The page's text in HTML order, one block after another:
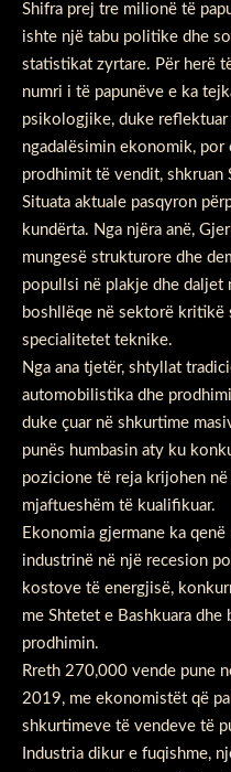
Shifra prej tre milionë të
ishte një tabu politike dhe
statistikat zyrtare. Për herë
numri i të papunëve e ka
psikologjike, duke
ngadalësimin ekonomik,
prodhimit të vendit, shkruan
Situata aktuale pasqyron
kundërta. Nga njëra anë,
mungesë strukturore dhe
popullsi në plakje dhe daljet
boshllëqe në sektorë kritikë
specialitetet teknike.
Nga ana tjetër, shtyllat
automobilistika dhe
duke çuar në shkurtime
punës humbasin aty ku
pozicione të reja krijohen
mjaftueshëm të kualifikuar.
Ekonomia gjermane ka
industrinë në një recesion
kostove të energjisë,
me Shtetet e Bashkuara
prodhimin.
Rreth 270,000 vende pune
2019, me ekonomistët që
shkurtimeve të vendeve të
Industria dikur e fuqishme,